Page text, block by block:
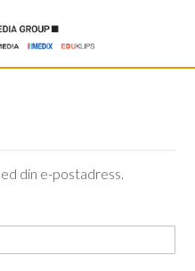
din e-postadress.